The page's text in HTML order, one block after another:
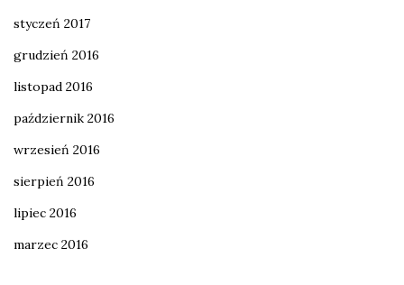
styczeń 2017
grudzień 2016
listopad 2016
październik 2016
wrzesień 2016
sierpień 2016
lipiec 2016
marzec 2016